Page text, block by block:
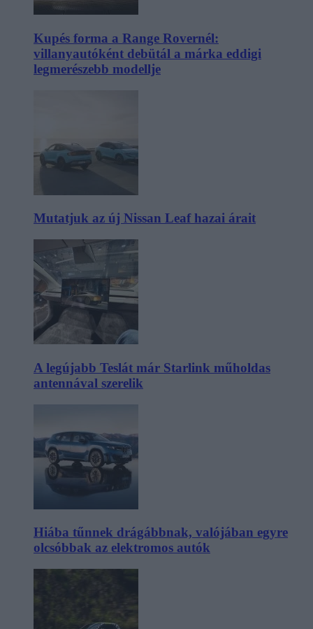
Kupés forma a Range Rovernél:
villanyautóként debütál a márka eddigi
legmerészebb modellje
Mutatjuk az új Nissan Leaf hazai árait
A legújabb Teslát már Starlink műholdas
antennával szerelik
Hiába tűnnek drágábbnak, valójában egyre
olcsóbbak az elektromos autók